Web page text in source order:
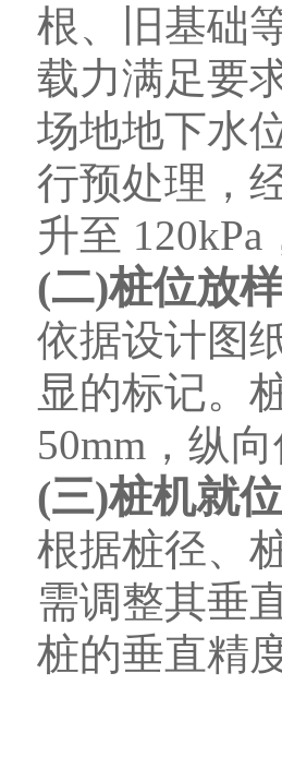
根、旧基础
载力满足要
场地地下水
行预处理，
升至
(二)桩位放样
依据设计图
显的标记。
50mm，纵
(三)桩机就位
根据桩径、
需调整其垂
桩的垂直精度